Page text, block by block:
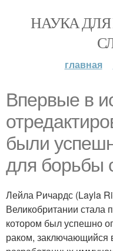
НАУКА
главная
Впервые в
были
для борьбы
Лейла Ричардс (Layla
Великобритании
котором был успешно
раком, заключающийся